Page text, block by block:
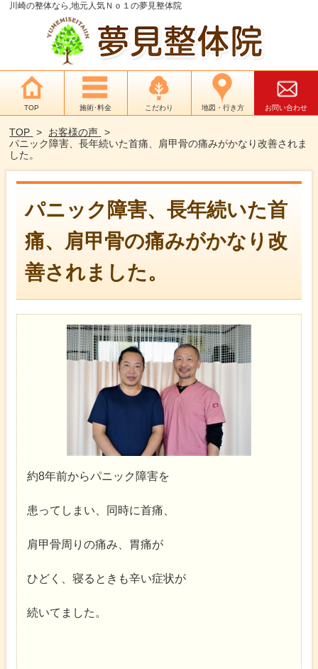
川崎の整体なら,地元人気Ｎｏ１の夢見整体院
TOP 施術･料金 こだわり 地図・行き方 お問い合わせ
TOP
お客様の声
パニック障害、長年続いた首痛、肩甲骨の痛みがかなり改善されま
した。
パニック障害、長年続いた首
痛、肩甲骨の痛みがかなり改
善されました。
約8年前からパニック障害を
患ってしまい、同時に首痛、
肩甲骨周りの痛み、胃痛が
ひどく、寝るときも辛い症状が
続いてました。